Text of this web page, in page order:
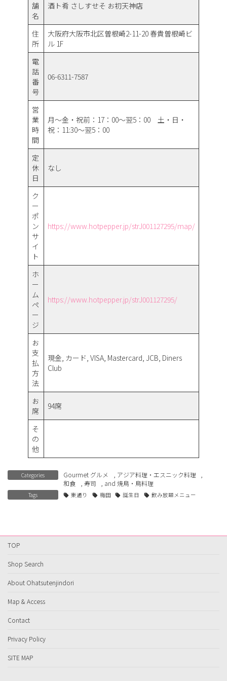
舗
名
酒ト肴 さしすせそ お初天神店
住
所
大阪府大阪市北区曽根崎2-11-20 春貴曽根崎ビ
ル 1F
電
話
番
号
06-6311-7587
営
業
時
間
月～金・祝前：17：00～翌5：00 土・日・
祝：11:30～翌5：00
定
休
日
なし
ク
ー
ポ
ン
サ
イ
ト
https://www.hotpepper.jp/strJ001127295/map/
ホ
ー
ム
ペ
ー
ジ
https://www.hotpepper.jp/strJ001127295/
お
支
払
方
法
現金, カード, VISA, Mastercard, JCB, Diners
Club
お
席
94席
そ
の
他
Categories Gourmet グルメ アジア料理・エスニック料理
和食
寿司 , and焼鳥・鳥料理
Tags 東通り 梅田 誕生日 飲み放題メニュー
TOP
Shop Search
About Ohatsutenjindori
Map & Access
Contact
Privacy Policy
SITE MAP